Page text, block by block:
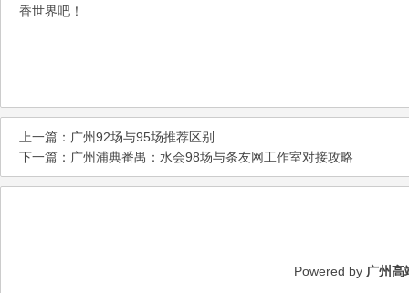
香世界吧！
上一篇： 广州92场与95场推荐区别
下一篇： 广州浦典番禺：水会98场与条友网工作室对接攻略
Powered by 广州高